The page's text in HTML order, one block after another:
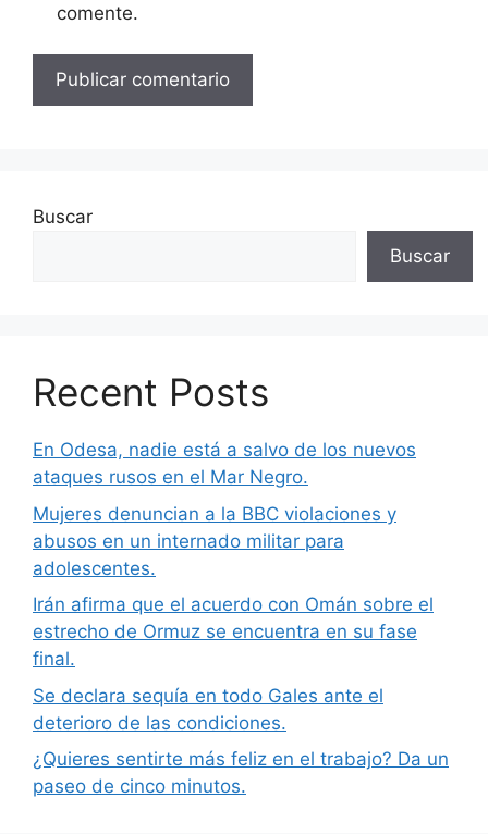
comente.
Buscar
Buscar
Recent Posts
En Odesa, nadie está a salvo de los nuevos
ataques rusos en el Mar Negro.
Mujeres denuncian a la BBC violaciones y
abusos en un internado militar para
adolescentes.
Irán afirma que el acuerdo con Omán sobre el
estrecho de Ormuz se encuentra en su fase
final.
Se declara sequía en todo Gales ante el
deterioro de las condiciones.
¿Quieres sentirte más feliz en el trabajo? Da un
paseo de cinco minutos.